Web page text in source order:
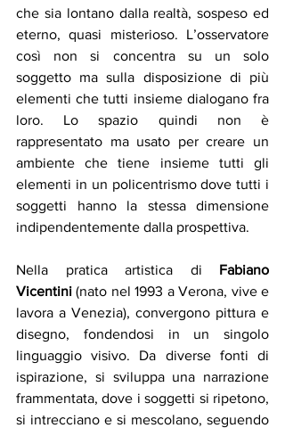
che sia lontano dalla realtà, sospeso ed
eterno, quasi misterioso. L’osservatore
così non si concentra su un solo
soggetto ma sulla disposizione di più
elementi che tutti insieme dialogano fra
loro. Lo spazio quindi non è
rappresentato ma usato per creare un
ambiente che tiene insieme tutti gli
elementi in un policentrismo dove tutti i
soggetti hanno la stessa dimensione
indipendentemente dalla prospettiva.
Nella pratica artistica di Fabiano
Vicentini (nato nel 1993 a Verona, vive e
lavora a Venezia), convergono pittura e
disegno, fondendosi in un singolo
linguaggio visivo. Da diverse fonti di
ispirazione, si sviluppa una narrazione
frammentata, dove i soggetti si ripetono,
si intrecciano e si mescolano, seguendo